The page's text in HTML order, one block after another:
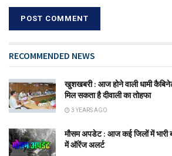
RECOMMENDED NEWS
खुशखबरी : आज होने वाली धामी
मिल सकता है दीवाली का तोहफा
3 YEARS AGO
मौसम अपडेट : आज कई जिलों में भारी
में ऑरेंज अलर्ट